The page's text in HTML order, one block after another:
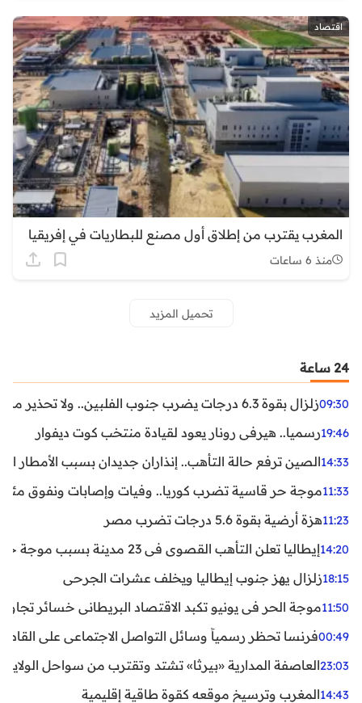
اقتصاد
المغرب يقترب من إطلاق أول مصنع للبطاريات في إفريقيا
منذ 6 ساعات
تحميل المزيد
24 ساعة
09:30زلزال بقوة 6.3 درجات يضرب جنوب الفلبين.. ولا تحذير من تسونامي حتى الآن
19:46رسميا.. هيرفي رونار يعود لقيادة منتخب كوت ديفوار
14:33الصين ترفع حالة التأهب.. إنذاران جديدان بسبب الأمطار
11:33موجة حر قاسية تضرب كوريا.. وفيات وإصابات ونفوق مئات
11:23هزة أرضية بقوة 5.6 درجات تضرب مصر
14:20إيطاليا تعلن التأهب القصوى في 23 مدينة بسبب موجة حر شديدة
18:15زلزال يهز جنوب إيطاليا ويخلف عشرات الجرحى
11:50موجة الحر في يونيو تكبد الاقتصاد البريطاني خسائر تجاوزت 1.5 مليار
00:49فرنسا تحظر رسمياً وسائل التواصل الاجتماعي على القاصرين
23:03العاصفة المدارية «بيرثا» تشتد وتقترب من سواحل
14:43المغرب وترسيخ موقعه كقوة طاقية إقليمية